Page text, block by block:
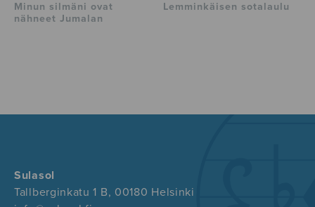
Minun silmäni ovat
nähneet Jumalan
Lemminkäisen sotalaulu
Sulasol
Tallberginkatu 1 B, 00180 Helsinki